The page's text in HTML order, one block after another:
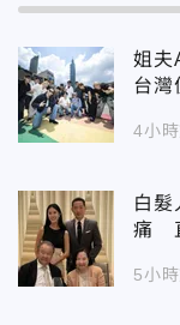
姐夫
台灣
4小
白髮
痛
5小